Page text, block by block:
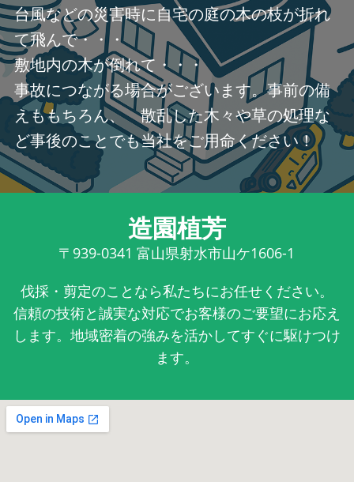
台風などの災害時に自宅の庭の木の枝が折れ
て飛んで・・・
敷地内の木が倒れて・・・
事故につながる場合がございます。事前の備
えももちろん、 散乱した木々や草の処理な
ど事後のことでも当社をご用命ください！
造園植芳
〒939-0341 富山県射水市山ケ1606-1
伐採・剪定のことなら私たちにお任せください。
信頼の技術と誠実な対応でお客様のご要望にお応え
します。地域密着の強みを活かしてすぐに駆けつけ
ます。